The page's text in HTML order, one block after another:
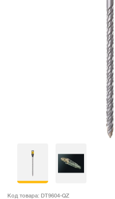
Код товара: DT9604-QZ